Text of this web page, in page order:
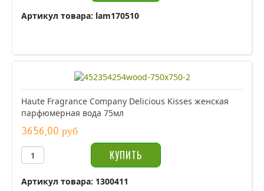
Артикул товара: lam170510
Haute Fragrance Company Delicious Kisses женская
парфюмерная вода 75мл
3656,00 руб
Артикул товара: 1300411